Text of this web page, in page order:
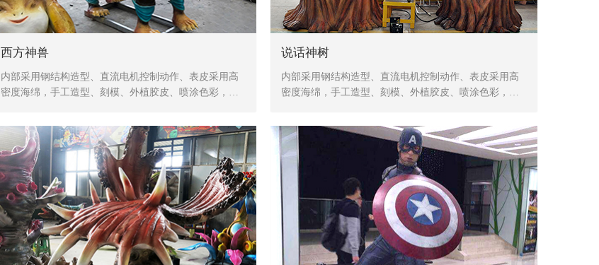
西方神兽
内部采用钢结构造型、直流电机控制动作、表皮采用高
密度海绵，手工造型、刻模、外植胶皮、喷涂色彩，产
说话神树
内部采用钢结构造型、直流电机控制动作、表皮采用高
密度海绵，手工造型、刻模、外植胶皮、喷涂色彩，产